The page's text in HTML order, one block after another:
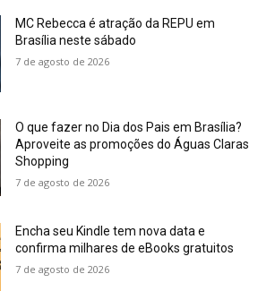
MC Rebecca é atração da REPU em
Brasília neste sábado
7 de agosto de 2026
O que fazer no Dia dos Pais em Brasília?
Aproveite as promoções do Águas Claras
Shopping
7 de agosto de 2026
Encha seu Kindle tem nova data e
confirma milhares de eBooks gratuitos
7 de agosto de 2026